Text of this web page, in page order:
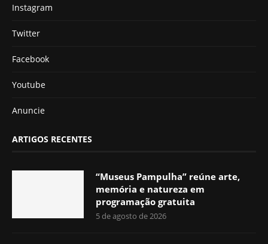
Instagram
Twitter
Facebook
Youtube
Anuncie
ARTIGOS RECENTES
“Museus Pampulha” reúne arte,
memória e natureza em
programação gratuita
5 de agosto de 2026